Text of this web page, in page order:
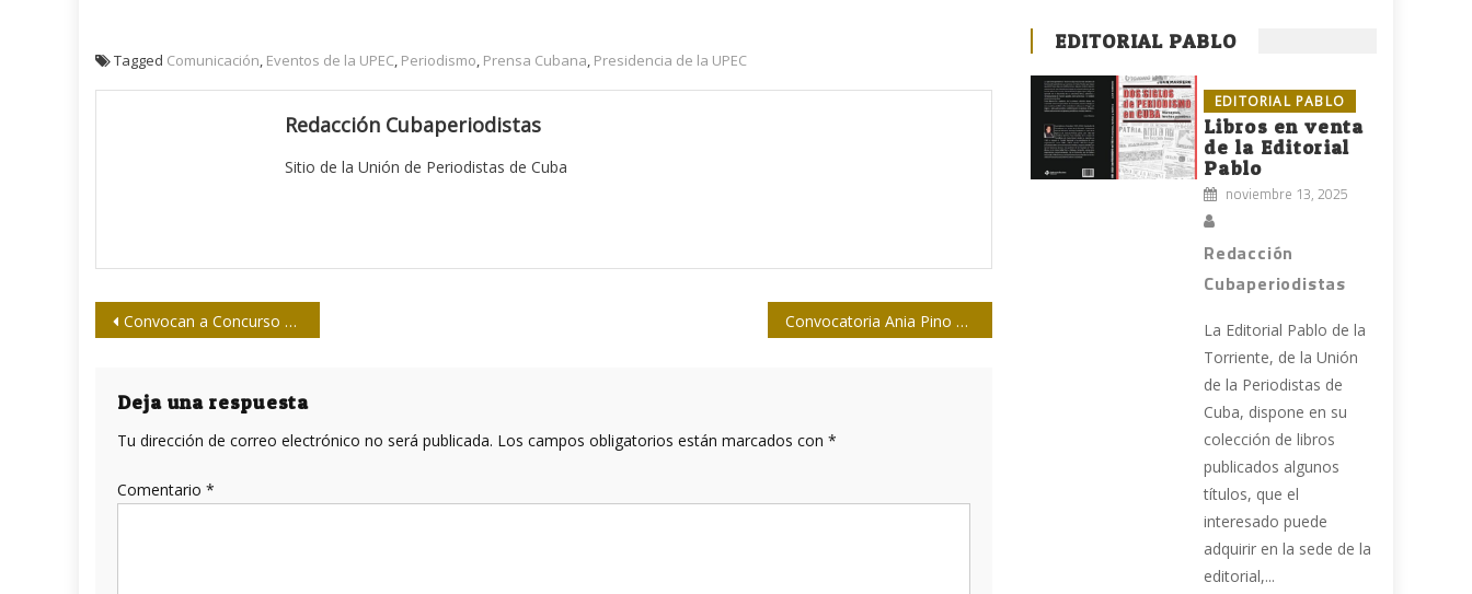
Tagged Comunicación, Eventos de la UPEC, Periodismo, Prensa Cubana, Presidencia de la UPEC
Redacción Cubaperiodistas
Sitio de la Unión de Periodistas de Cuba
Navegación
entradas
Convocan a Concurso Nacional de Periodismo Deportivo José González Barros 2016 Convocatoria Ania Pino 2016
Deja una respuesta
Tu dirección de correo electrónico no será publicada. Los campos obligatorios están marcados con *
Comentario *
EDITORIAL PABLO
EDITORIAL PABLO
Libros en venta
de la Editorial
Pablo
noviembre 13, 2025
Redacción
Cubaperiodistas
La Editorial Pablo de la
Torriente, de la Unión
de la Periodistas de
Cuba, dispone en su
colección de libros
publicados algunos
títulos, que el
interesado puede
adquirir en la sede de la
editorial,...